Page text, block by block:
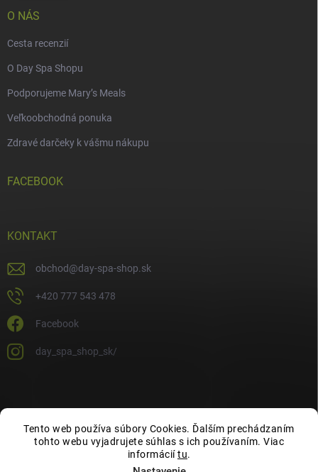
Tento web používa súbory Cookies. Ďalším prechádzaním
tohto webu vyjadrujete súhlas s ich používaním. Viac
informáciítu.
O NÁS
Cesta recenzií
O Day Spa Shopu
Podporujeme Mary’s Meals
Veľkoobchodná ponuka
Zdravé darčeky k vášmu nákupu
FACEBOOK
KONTAKT
obchod@day-spa-shop.sk
+420 777 543 478
Facebook
day_spa_shop_sk/